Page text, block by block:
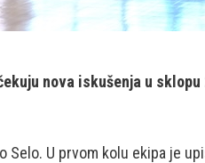
nova iskušenja u sklopu
U prvom kolu ekipa je